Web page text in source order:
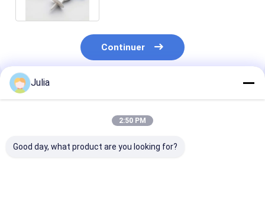
Continuer
Produits Recommandés
Julia
2:50 PM
Good day, what product are you looking for?